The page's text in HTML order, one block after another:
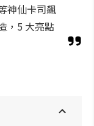
神仙卡司飆
，5 大亮點